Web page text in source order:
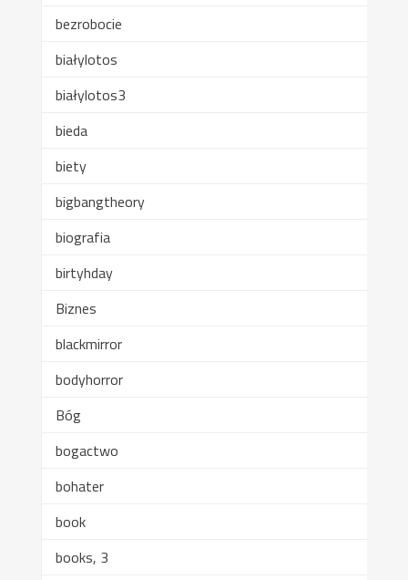
bezrobocie
białylotos
białylotos3
bieda
biety
bigbangtheory
biografia
birtyhday
Biznes
blackmirror
bodyhorror
Bóg
bogactwo
bohater
book
books, 3